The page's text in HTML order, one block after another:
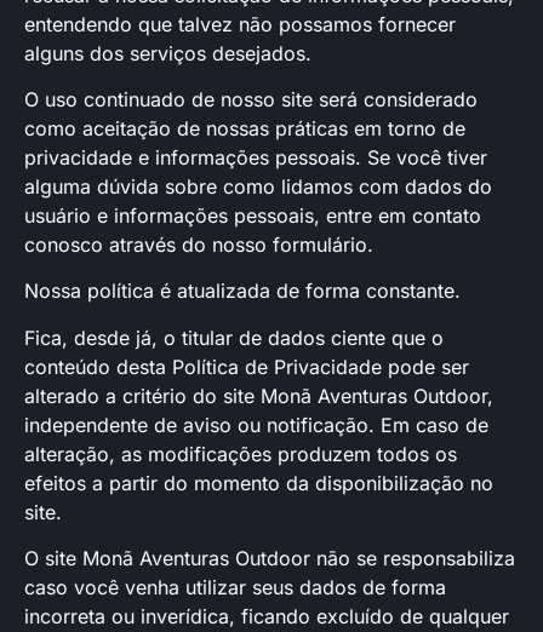
entendendo que talvez não possamos fornecer
alguns dos serviços desejados.
O uso continuado de nosso site será considerado
como aceitação de nossas práticas em torno de
privacidade e informações pessoais. Se você tiver
alguma dúvida sobre como lidamos com dados do
usuário e informações pessoais, entre em contato
conosco através do nosso formulário.
Nossa política é atualizada de forma constante.
Fica, desde já, o titular de dados ciente que o
conteúdo desta Política de Privacidade pode ser
alterado a critério do site Monã Aventuras Outdoor,
independente de aviso ou notificação. Em caso de
alteração, as modificações produzem todos os
efeitos a partir do momento da disponibilização no
site.
O site Monã Aventuras Outdoor não se responsabiliza
caso você venha utilizar seus dados de forma
incorreta ou inverídica, ficando excluído de qualquer